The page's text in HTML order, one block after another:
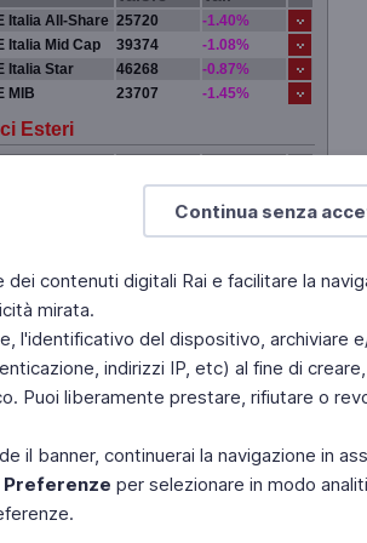
Continua senza
contenuti digitali Rai e facilitare la
mirata.
l'identificativo del dispositivo, archiviare
indirizzi IP, etc) al fine di creare,
Puoi liberamente prestare, rifiutare o
il banner, continuerai la navigazione in
Preferenze per selezionare in modo
Italia All-Share 25720
-1.40%
Italia Mid Cap
39374
-1.08%
Italia Star
46268
-0.87%
MIB
23707 -1.45%
Esteri
0.00%
0.00%
0.00%